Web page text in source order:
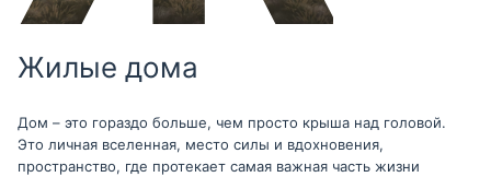
Жилые дома
Дом – это гораздо больше, чем просто крыша над головой.
Это личная вселенная, место силы и вдохновения,
пространство, где протекает самая важная часть жизни